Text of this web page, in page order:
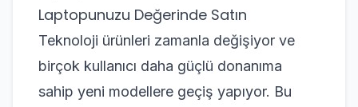
Laptopunuzu Değerinde Satın
Teknoloji ürünleri zamanla değişiyor ve
birçok kullanıcı daha güçlü donanıma
sahip yeni modellere geçiş yapıyor. Bu